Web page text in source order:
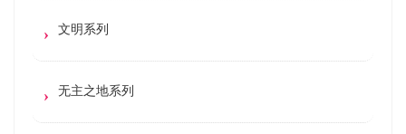
文明系列
无主之地系列